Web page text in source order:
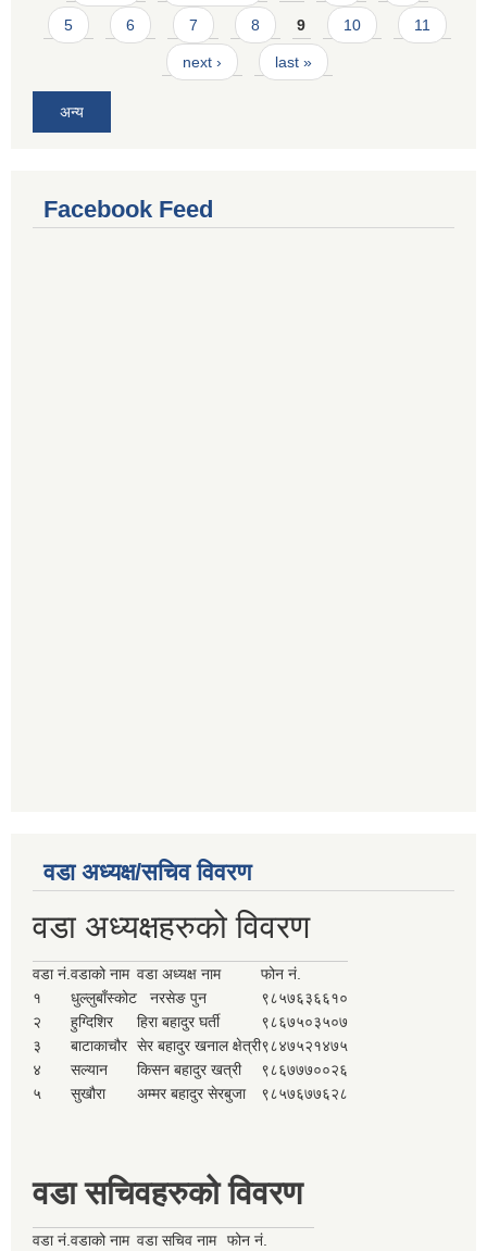
5 6 7 8 9 10 11
next › last »
अन्य
Facebook Feed
वडा अध्यक्ष/सचिव विवरण
वडा अध्यक्षहरुको विवरण
वडा नं.वडाको नाम वडा अध्यक्ष नाम
फोन नं.
१
धुल्लुबाँस्कोट नरसेङ पुन
९८५७६३६६१०
२
हुग्दिशिर हिरा बहादुर घर्ती
९८६७५०३५०७
३
बाटाकाचौर सेर बहादुर खनाल क्षेत्री९८४७५२१४७५
४
सल्यान किसन बहादुर खत्री
९८६७७७००२६
५
सुखौरा अम्मर बहादुर सेरबुजा ९८५७६७७६२८
वडा सचिवहरुको विवरण
वडा नं.वडाको नाम वडा सचिव नाम
फोन नं.